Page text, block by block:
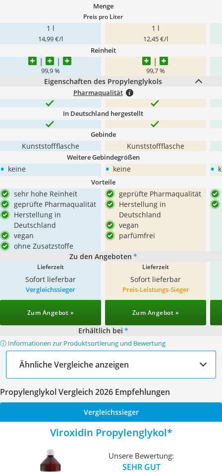
Menge
Preis pro Liter
1 l
14,99 €/l
1 l
12,45 €/l
Reinheit
99,9 % 99,7 %
Eigenschaften des Propylenglykols
Pharmaqualität
In Deutschland hergestellt
Gebinde
Kunststoffflasche Kunststoffflasche
Weitere Gebindegrößen
• keine • keine •
Vorteile
sehr hohe Reinheit
geprüfte Pharmaqualität
Herstellung in
Deutschland
vegan
ohne Zusatzstoffe
geprüfte Pharmaqualität
Herstellung in
Deutschland
vegan
parfümfrei
Zu den Angeboten *
Lieferzeit
Sofort lieferbar
Lieferzeit
Sofort lieferbar
Vergleichssieger
Zum Angebot »
Preis-Leistungs-Sieger
Zum Angebot »
Erhältlich bei *
ⓘ Informationen zur Produktsortierung und Bewertung
Ähnliche Vergleiche anzeigen
Propylenglykol Vergleich 2026 Empfehlungen
Vergleichssieger
Viroxidin Propylenglykol
Unsere Bewertung:
SEHR GUT